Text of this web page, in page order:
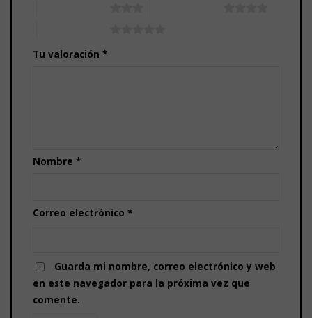
Tu valoración *
Nombre *
Correo electrónico *
Guarda mi nombre, correo electrónico y web
en este navegador para la próxima vez que
comente.